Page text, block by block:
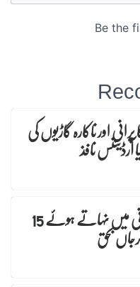
اور ناکارہ گاڑیوں کی
نافذ
یوحناآباد:بارشی پانی میں نہاتے ہوئے 15 بحق